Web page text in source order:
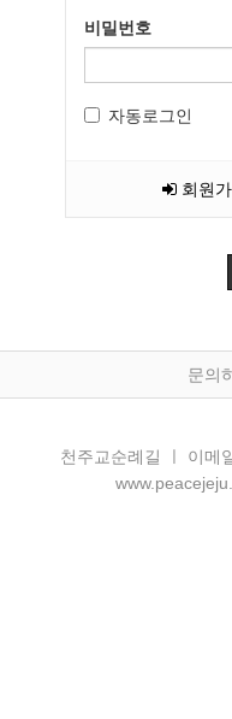
비밀번호
자동로그인
회원가
문의
천주교순례길 ㅣ 이메